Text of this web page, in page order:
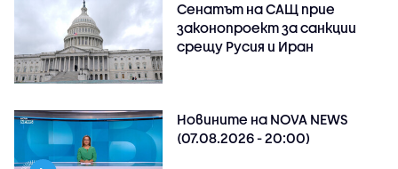
Сенатът на САЩ прие
законопроект за санкции
срещу Русия и Иран
Новините на NOVA NEWS
(07.08.2026 - 20:00)